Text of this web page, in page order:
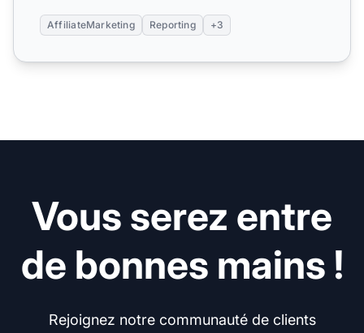
AffiliateMarketing Reporting +3
Vous serez entre
de bonnes mains !
Rejoignez notre communauté de clients